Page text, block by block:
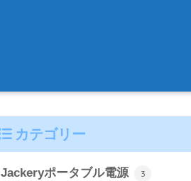
カテゴリー
Jackeryポータブル電源 3